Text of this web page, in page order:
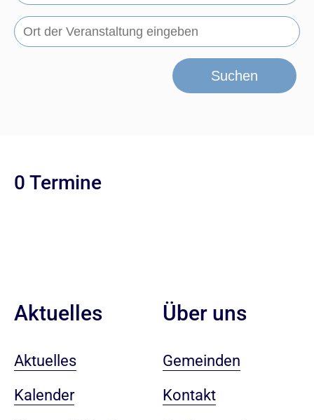
Suchen
0 Termine
Aktuelles
Aktuelles
Kalender
Über uns
Gemeinden
Kontakt